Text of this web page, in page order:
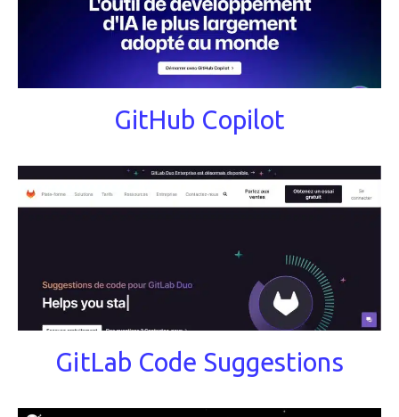
GitHub Copilot
GitLab Code Suggestions